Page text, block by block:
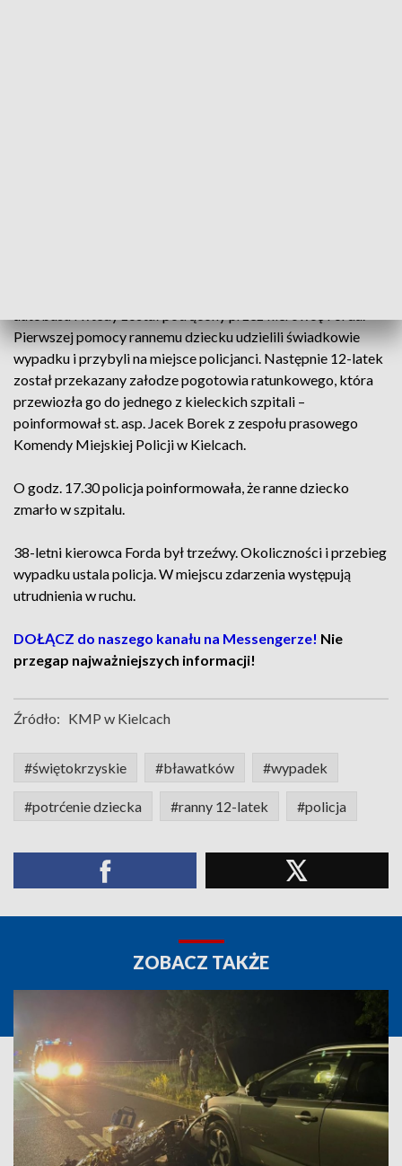
Pierwszej pomocy rannemu dziecku udzielili świadkowie
wypadku i przybyli na miejsce policjanci. Następnie 12-latek
został przekazany załodze pogotowia ratunkowego, która
przewiozła go do jednego z kieleckich szpitali –
poinformował st. asp. Jacek Borek z zespołu prasowego
Komendy Miejskiej Policji w Kielcach.
O godz. 17.30 policja poinformowała, że ranne dziecko
zmarło w szpitalu.
38-letni kierowca Forda był trzeźwy. Okoliczności i przebieg
wypadku ustala policja. W miejscu zdarzenia występują
utrudnienia w ruchu.
DOŁĄCZ do naszego kanału na Messengerze! Nie
przegap najważniejszych informacji!
Źródło: KMP w Kielcach
#świętokrzyskie #bławatków #wypadek
#potrćenie dziecka #ranny 12-latek #policja
ZOBACZ TAKŻE